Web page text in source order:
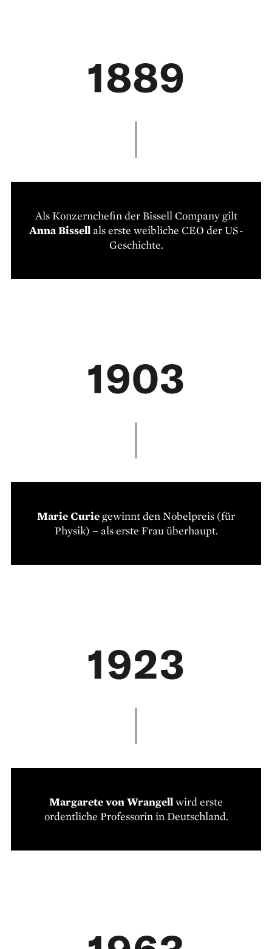
Als Konzernchefin der Bissell Company gilt
Anna Bissellals erste weibliche CEO der US-
Geschichte.
Marie Curie gewinnt den Nobelpreis (für
Physik) – als erste Frau überhaupt.
Margarete von Wrangellwird erste
ordentliche Professorin in Deutschland.